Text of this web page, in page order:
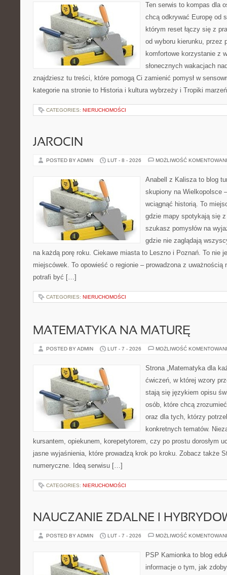
Ten serwis to kompas dla
chcą odkrywać Europę od
którym reset łączy się z
od wyboru kierunku, przez
komfortowe korzystanie z
słonecznych wakacjach
znajdziesz tu treści, które pomogą Ci zamienić pomysł w
kategorie na stronie to Historia i kultura wybrzeży i Tropiki
CATEGORIES: NIERUCHOMOŚCI
JAROCIN
POSTED BY ADMIN LUT - 8 - 2026 MOŻLIWOŚĆ
Anabell z Kalisza to blog
skupiony na Wielkopolsce
wciągnąć historią. To
gdzie mapy spotykają się
szukasz pomysłów na
gdzie nie zaglądają
na każdą porę roku. Ciekawe miasta to Leszno i Poznań. To nie
miejscówek. To opowieść o regionie – prowadzona z uważnością
potrafi być […]
CATEGORIES: NIERUCHOMOŚCI
MATEMATYKA NA MATURĘ
POSTED BY ADMIN LUT - 7 - 2026 MOŻLIWOŚĆ
Strona „Matematyka dla
ćwiczeń, w której wzory
stają się językiem opisu
osób, które chcą
oraz dla tych, którzy
konkretnych tematów.
kursantem, opiekunem, korepetytorem, czy po prostu dorosłym
jasne wyjaśnienia, które prowadzą krok po kroku. Zobacz także
numeryczne. Ideą serwisu […]
CATEGORIES: NIERUCHOMOŚCI
NAUCZANIE ZDALNE I
POSTED BY ADMIN LUT - 7 - 2026 MOŻLIWOŚĆ
PSP Kamionka to blog
informacje o tym, jak